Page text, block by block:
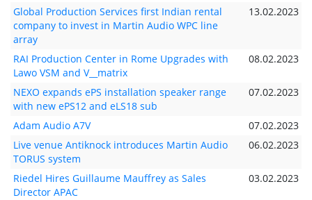
Global Production Services first Indian rental
company to invest in Martin Audio WPC line
array
13.02.2023
RAI Production Center in Rome Upgrades with
Lawo VSM and V__matrix
08.02.2023
NEXO expands ePS installation speaker range
with new ePS12 and eLS18 sub
07.02.2023
Adam Audio A7V
07.02.2023
Live venue Antiknock introduces Martin Audio
TORUS system
06.02.2023
Riedel Hires Guillaume Mauffrey as Sales
Director APAC
03.02.2023